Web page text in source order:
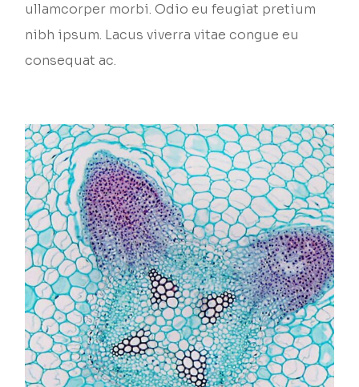
ullamcorper morbi. Odio eu feugiat pretium
nibh ipsum. Lacus viverra vitae congue eu
consequat ac.